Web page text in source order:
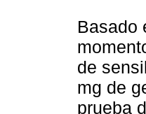
Basado
de
mg de
prueba